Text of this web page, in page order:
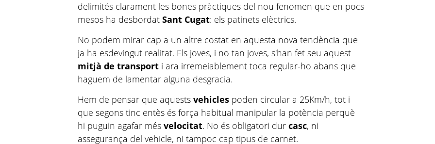
delimités clarament les bones pràctiques del nou fenomen que en pocs
mesos ha desbordatSant Cugat: els patinets elèctrics.
No podem mirar cap a un altre costat en aquesta nova tendència que
ja ha esdevingut realitat. Els joves, i no tan joves, s'han fet seu aquest
mitjà de transport i ara irremeiablement toca regular-ho abans que
haguem de lamentar alguna desgracia.
Hem de pensar que aquestsvehicles poden circular a 25Km/h, tot i
que segons tinc entès és força habitual manipular la potència perquè
hi puguin agafar mésvelocitat. No és obligatori durcasc, ni
assegurança del vehicle, ni tampoc cap tipus de carnet.